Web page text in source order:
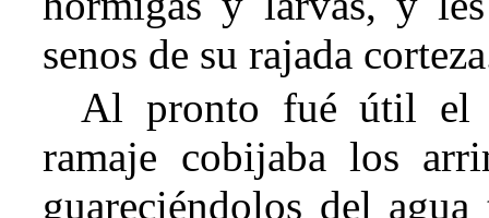
senos de su rajada
Al pronto fué útil el
ramaje cobijaba los
guareciéndolos del